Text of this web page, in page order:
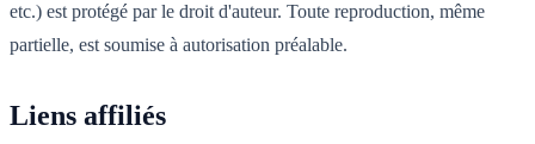
etc.) est protégé par le droit d'auteur. Toute reproduction, même
partielle, est soumise à autorisation préalable.
Liens affiliés